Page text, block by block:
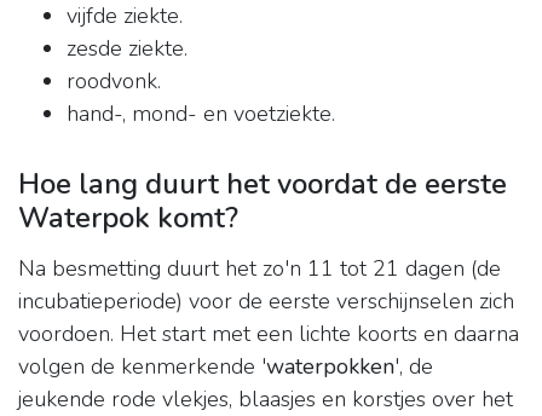
vijfde ziekte.
zesde ziekte.
roodvonk.
hand-, mond- en voetziekte.
Hoe lang duurt het voordat de eerste
Waterpok komt?
Na besmetting duurt het zo'n 11 tot 21 dagen (de
incubatieperiode) voor de eerste verschijnselen zich
voordoen. Het start met een lichte koorts en daarna
volgen de kenmerkende 'waterpokken', de
jeukende rode vlekjes, blaasjes en korstjes over het